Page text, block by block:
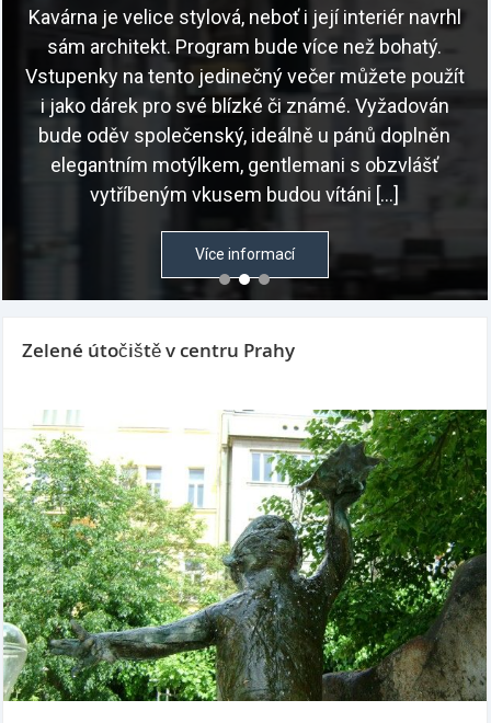
Kavárna je velice stylová, neboť i její interiér navrhl
sám architekt. Program bude více než bohatý.
Vstupenky na tento jedinečný večer můžete použít
i jako dárek pro své blízké či známé. Vyžadován
bude oděv společenský, ideálně u pánů doplněn
elegantním motýlkem, gentlemani s obzvlášť
vytříbeným vkusem budou vítáni […]
Více informací
Zelené útočiště v centru Prahy